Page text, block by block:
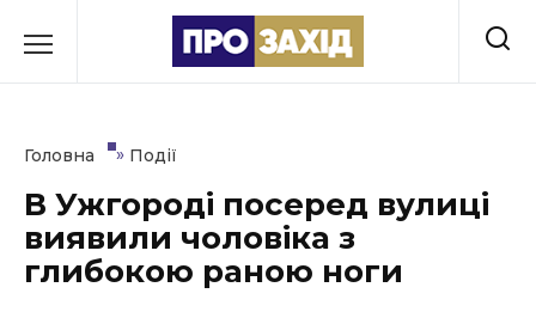
до
Культура
Освіта
Головна » Події
В Ужгороді посеред вулиці
виявили чоловіка з
глибокою раною ноги